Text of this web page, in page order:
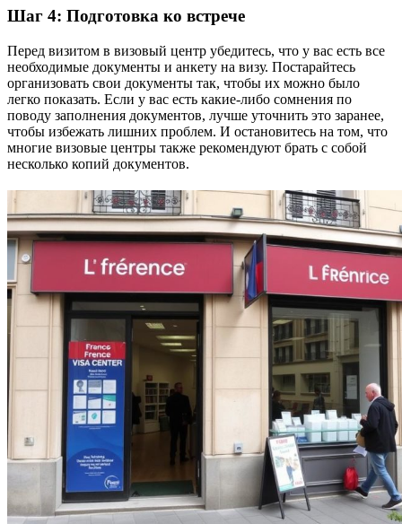
Шаг 4: Подготовка ко встрече
Перед визитом в визовый центр убедитесь, что у вас есть все
необходимые документы и анкету на визу. Постарайтесь
организовать свои документы так, чтобы их можно было
легко показать. Если у вас есть какие-либо сомнения по
поводу заполнения документов, лучше уточнить это заранее,
чтобы избежать лишних проблем. И остановитесь на том, что
многие визовые центры также рекомендуют брать с собой
несколько копий документов.